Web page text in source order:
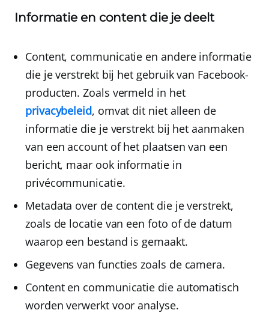
Informatie en content die je deelt
Content, communicatie enandere informatie
die je verstrekt bij het gebruik van Facebook-
producten. Zoals vermeld in het
privacybeleid, omvat dit niet alleen de
informatie die je verstrekt bij het aanmaken
van een account of het plaatsen van een
bericht, maar ook informatie in
privécommunicatie.
Metadata over de content die je verstrekt,
zoals de locatie van een foto of de datum
waarop een bestand is gemaakt.
Gegevens van functies zoals de camera.
Content en communicatie die automatisch
worden verwerkt voor analyse.